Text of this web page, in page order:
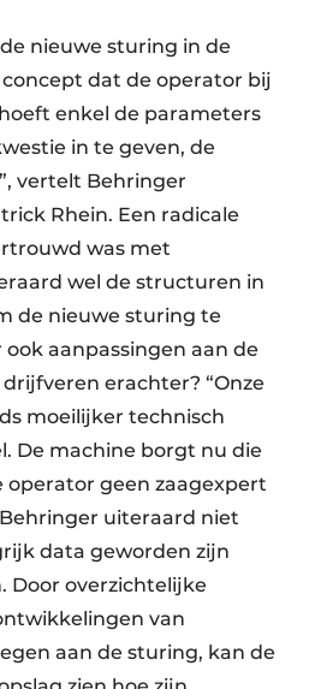
nieuwe sturing in de
dat de operator bij
enkel de parameters
in te geven, de
vertelt Behringer
Rhein. Een radicale
was met
wel de structuren in
de nieuwe sturing te
aanpassingen aan de
erachter? “Onze
moeilijker technisch
De machine borgt nu die
operator geen zaagexpert
uiteraard niet
data geworden zijn
Door overzichtelijke
van
aan de sturing, kan de